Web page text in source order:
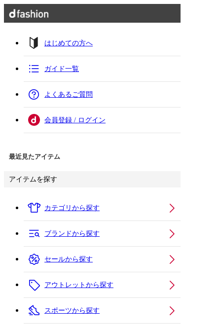
はじめての方へ
ガイド一覧
よくあるご質問
会員登録 / ログイン
最近見たアイテム
アイテムを探す
カテゴリから探す
ブランドから探す
セールから探す
アウトレットから探す
スポーツから探す